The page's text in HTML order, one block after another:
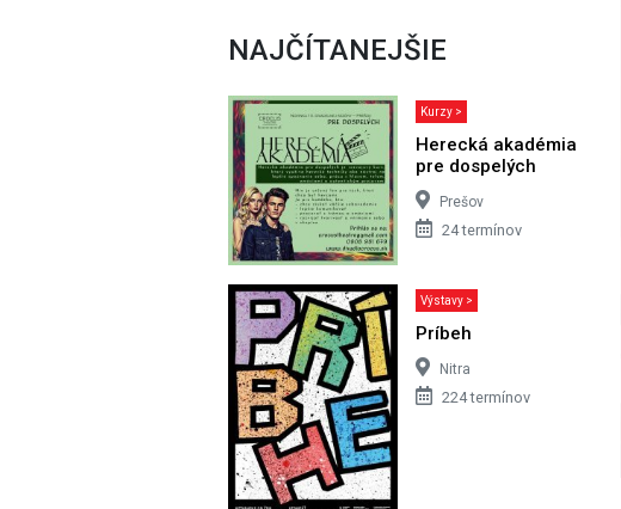
NAJČÍTANEJŠIE
Kurzy >
Herecká akadémia
pre dospelých
Prešov
24 termínov
Výstavy >
Príbeh
Nitra
224 termínov